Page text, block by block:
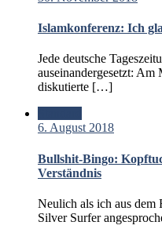
Islamkonferenz: Ich
Jede deutsche
auseinandergesetzt:
diskutierte […]
6. August 2018
Bullshit-Bingo:
Verständnis
Neulich als ich aus dem
Silver Surfer